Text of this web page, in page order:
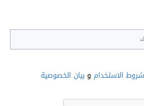
شروط الاستخدام و بيان الخصوصية